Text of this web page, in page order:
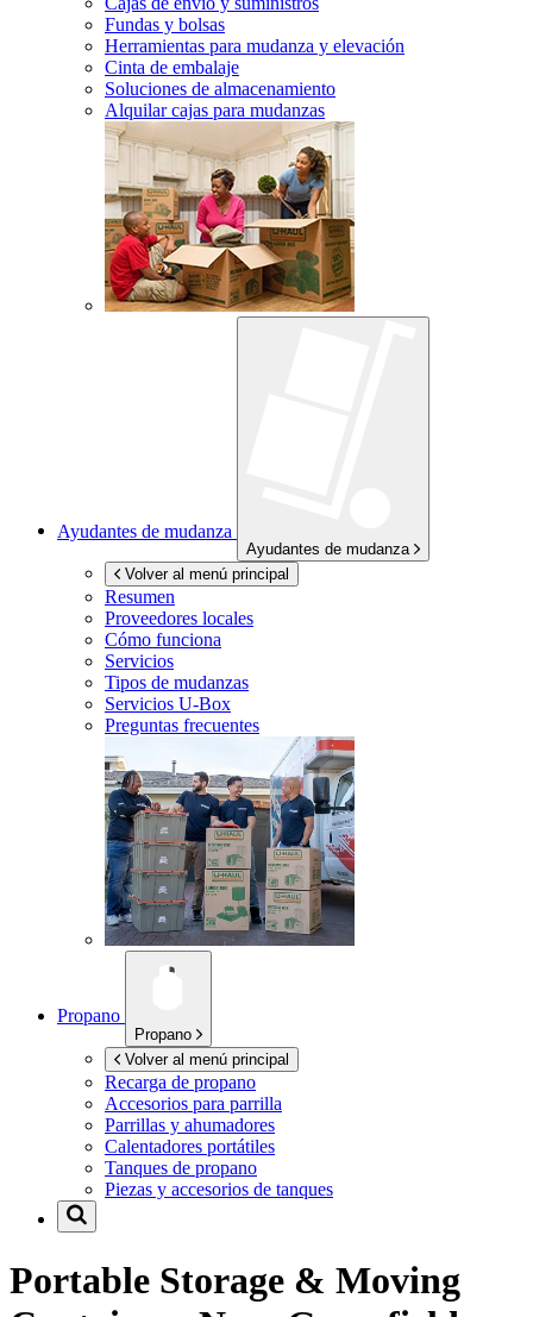
Fundas y bolsas
Herramientas para mudanza y elevación
Cinta de embalaje
Soluciones de almacenamiento
Alquilar cajas para mudanzas
Ayudantes de mudanza
Ayudantes de mudanza
Volver al menú principal
Resumen
Proveedores locales
Cómo funciona
Servicios
Tipos de mudanzas
Servicios U-Box
Preguntas frecuentes
Propano
Propano
Volver al menú principal
Recarga de propano
Accesorios para parrilla
Parrillas y ahumadores
Calentadores portátiles
Tanques de propano
Piezas y accesorios de tanques
Portable Storage & Moving